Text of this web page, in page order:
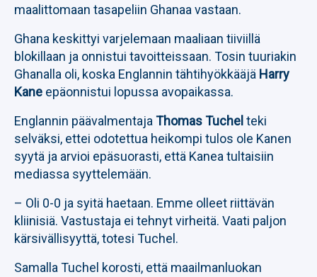
maalittomaan tasapeliin Ghanaa vastaan.
Ghana keskittyi varjelemaan maaliaan tiiviillä
blokillaan ja onnistui tavoitteissaan. Tosin tuuriakin
Ghanalla oli, koska Englannin tähtihyökkääjä Harry
Kane epäonnistui lopussa avopaikassa.
Englannin päävalmentaja Thomas Tuchel teki
selväksi, ettei odotettua heikompi tulos ole Kanen
syytä ja arvioi epäsuorasti, että Kanea tultaisiin
mediassa syyttelemään.
– Oli 0-0 ja syitä haetaan. Emme olleet riittävän
kliinisiä. Vastustaja ei tehnyt virheitä. Vaati paljon
kärsivällisyyttä, totesi Tuchel.
Samalla Tuchel korosti, että maailmanluokan